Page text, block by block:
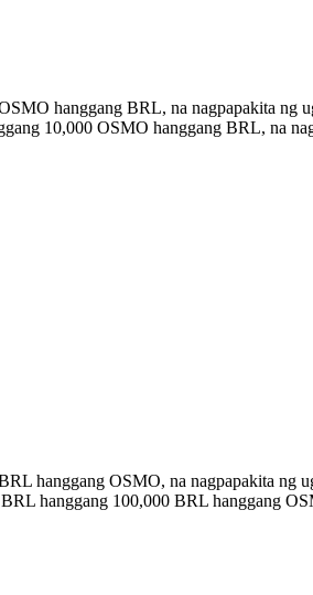
hanggang BRL, na nagpapakita ng
10,000 OSMO hanggang BRL, na
hanggang OSMO, na nagpapakita ng
hanggang 100,000 BRL hanggang